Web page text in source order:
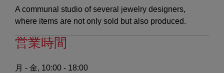
A communal studio of several jewelry designers,
where items are not only sold but also produced.
営業時間
月 - 金, 10:00 - 18:00